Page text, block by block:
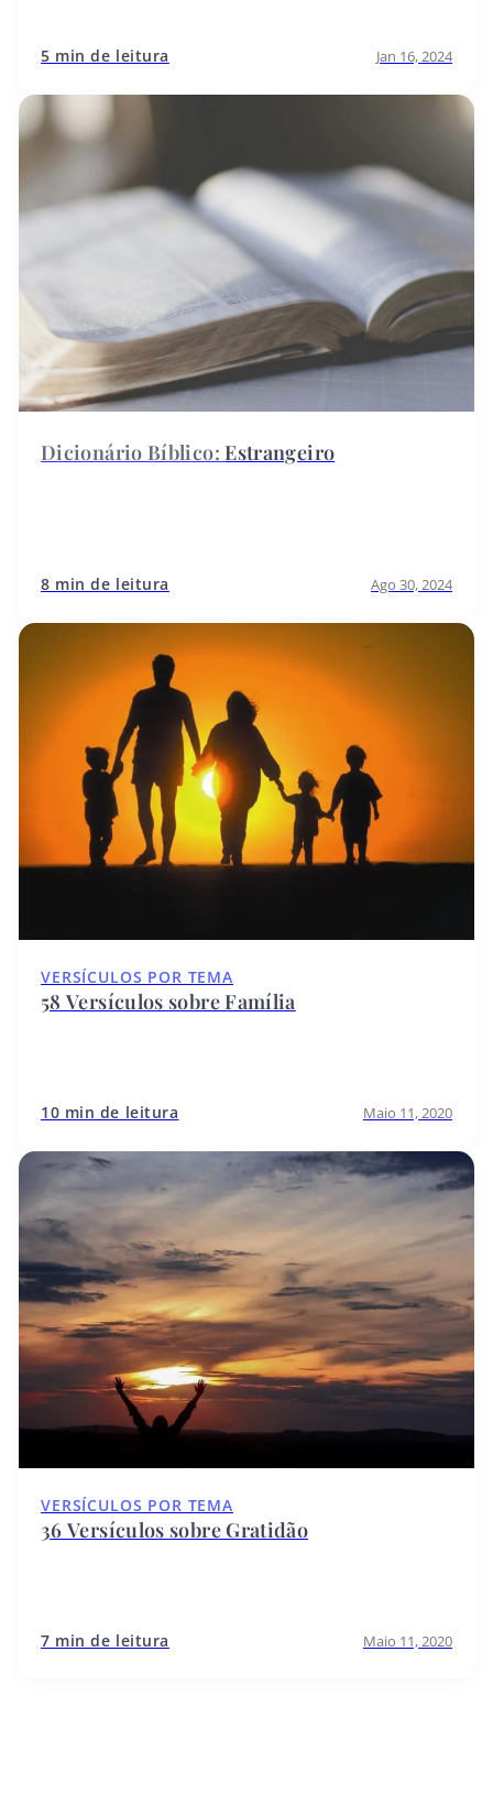
5 min de leitura Jan 16, 2024
Estrangeiro
8 min de leitura Ago 30, 2024
VERSÍCULOS POR TEMA
58 Versículos sobre Família
10 min de leitura Maio 11, 2020
VERSÍCULOS POR TEMA
36 Versículos sobre Gratidão
7 min de leitura Maio 11, 2020